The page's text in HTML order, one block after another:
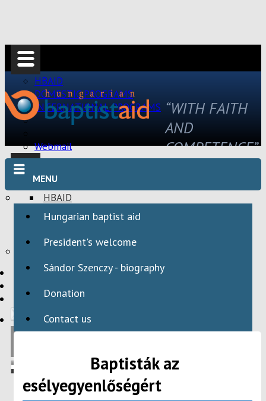
HBAID
DOMESTIC PROGRAMS
INTERNATIONAL PROGRAMS
Webmail
HBAID
DOMESTIC PROGRAMS
HBAID
INTERNATIONAL PROGRAMS
“WITH FAITH
AND
COMPETENCE”
MENU
Hungarian baptist aid
President's welcome
Sándor Szenczy - biography
Donation
Contact us
Baptisták az
esélyegyenlőségért